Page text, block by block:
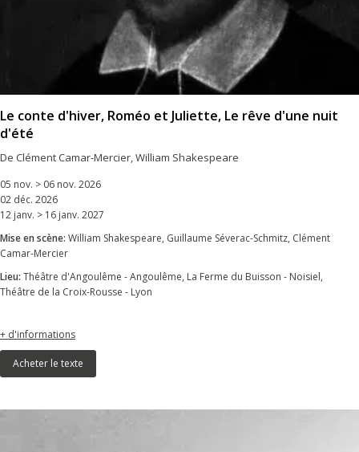
Le conte d'hiver, Roméo et Juliette, Le rêve d'une nuit
d'été
De Clément Camar-Mercier, William Shakespeare
05 nov. > 06 nov. 2026
02 déc. 2026
12 janv. > 16 janv. 2027
Mise en scène: William Shakespeare, Guillaume Séverac-Schmitz, Clément
Camar-Mercier
Lieu: Théâtre d'Angoulême - Angoulême, La Ferme du Buisson - Noisiel,
Théâtre de la Croix-Rousse - Lyon
+ d'informations
Acheter le texte